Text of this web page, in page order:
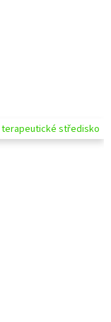
středisko